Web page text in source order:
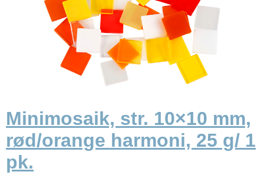
Minimosaik, str. 10×10 mm,
rød/orange harmoni, 25 g/ 1
pk.